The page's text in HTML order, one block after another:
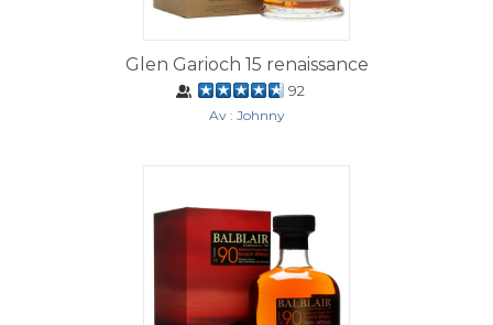
Glen Garioch 15 renaissance
92
Av : Johnny